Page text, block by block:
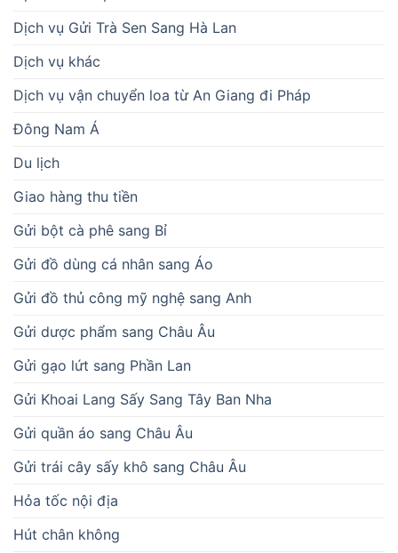
Dịch vụ Gửi Trà Sen Sang Hà Lan
Dịch vụ khác
Dịch vụ vận chuyển loa từ An Giang đi Pháp
Đông Nam Á
Du lịch
Giao hàng thu tiền
Gửi bột cà phê sang Bỉ
Gửi đồ dùng cá nhân sang Áo
Gửi đồ thủ công mỹ nghệ sang Anh
Gửi dược phẩm sang Châu Âu
Gửi gạo lứt sang Phần Lan
Gửi Khoai Lang Sấy Sang Tây Ban Nha
Gửi quần áo sang Châu Âu
Gửi trái cây sấy khô sang Châu Âu
Hỏa tốc nội địa
Hút chân không